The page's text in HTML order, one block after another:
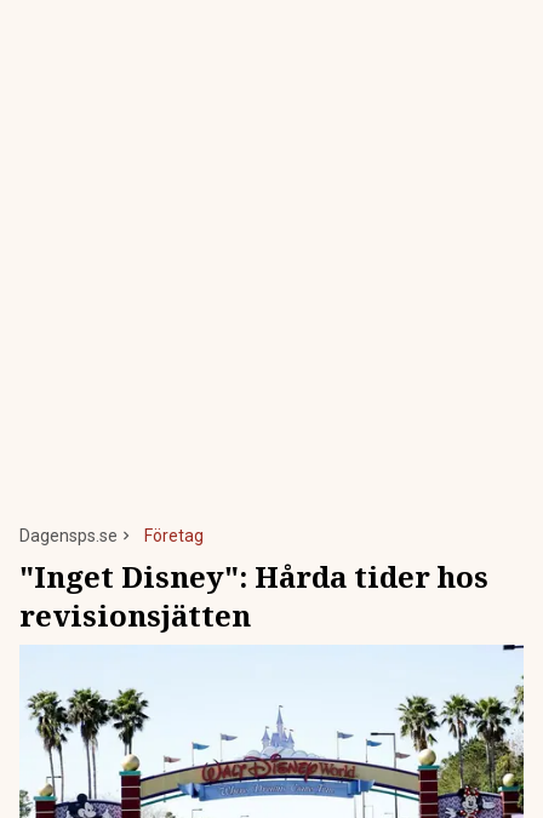
Dagensps.se Företag
"Inget Disney": Hårda tider hos
revisionsjätten